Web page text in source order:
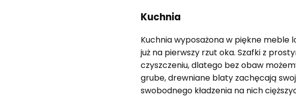
Kuchnia
Kuchnia wyposażona w piękne
już na pierwszy rzut oka. Szafki z
czyszczeniu, dlatego bez obaw
grube, drewniane blaty zachęcają
swobodnego kładzenia na nich